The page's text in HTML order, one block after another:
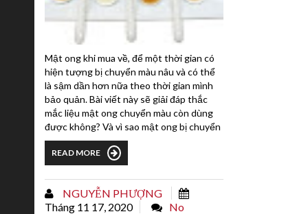
Mật ong khi mua về, để một thời gian có
hiện tượng bị chuyển màu nâu và có thể
là sậm dần hơn nữa theo thời gian mình
bảo quản. Bài viết này sẽ giải đáp thắc
mắc liệu mật ong chuyển màu còn dùng
được không? Và vì sao mật ong bị chuyển
màu.Vì sao mật ong chuyển màu?Trong
mật ong chứa một lượng đường lớn.
Trong đó 70% là đường Fructose và
glucose. Đường bị caremen hóa theo thời
gian. Cũng tương tự như khi bạn thắng
đường lên đến 70 độ...
READ MORE
NGUYỄN PHƯỢNG
Tháng 11 17, 2020
No